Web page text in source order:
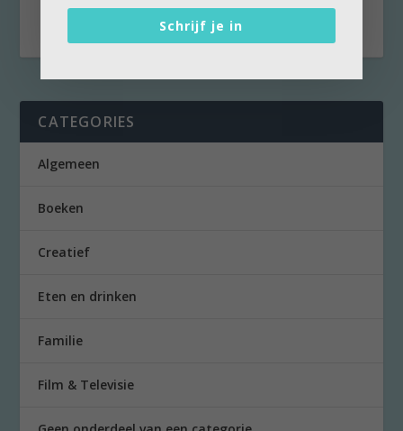
heeft de...
CATEGORIES
Algemeen
Boeken
Creatief
Eten en drinken
Familie
Film & Televisie
Schrijf je in